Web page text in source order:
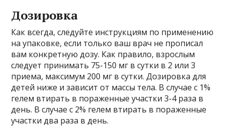
Дозировка
Как всегда, следуйте инструкциям по применению
на упаковке, если только ваш врач не прописал
вам конкретную дозу. Как правило, взрослым
следует принимать 75-150 мг в сутки в 2 или 3
приема, максимум 200 мг в сутки. Дозировка для
детей ниже и зависит от массы тела. В случае с 1%
гелем втирать в пораженные участки 3-4 раза в
день. В случае с 2% гелем втирать в пораженные
участки два раза в день.